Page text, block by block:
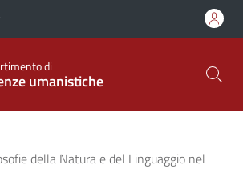
di
umanistiche
della Natura e del Linguaggio nel